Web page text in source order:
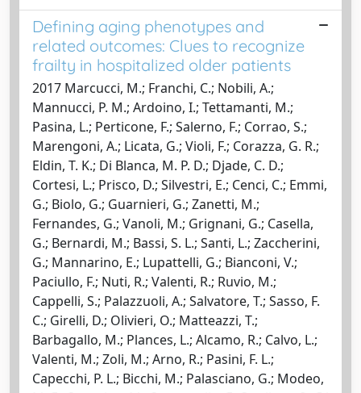
Defining aging phenotypes and
related outcomes: Clues to recognize
frailty in hospitalized older patients
2017 Marcucci, M.; Franchi, C.; Nobili, A.;
Mannucci, P. M.; Ardoino, I.; Tettamanti, M.;
Pasina, L.; Perticone, F.; Salerno, F.; Corrao, S.;
Marengoni, A.; Licata, G.; Violi, F.; Corazza, G. R.;
Eldin, T. K.; Di Blanca, M. P. D.; Djade, C. D.;
Cortesi, L.; Prisco, D.; Silvestri, E.; Cenci, C.; Emmi,
G.; Biolo, G.; Guarnieri, G.; Zanetti, M.;
Fernandes, G.; Vanoli, M.; Grignani, G.; Casella,
G.; Bernardi, M.; Bassi, S. L.; Santi, L.; Zaccherini,
G.; Mannarino, E.; Lupattelli, G.; Bianconi, V.;
Paciullo, F.; Nuti, R.; Valenti, R.; Ruvio, M.;
Cappelli, S.; Palazzuoli, A.; Salvatore, T.; Sasso, F.
C.; Girelli, D.; Olivieri, O.; Matteazzi, T.;
Barbagallo, M.; Plances, L.; Alcamo, R.; Calvo, L.;
Valenti, M.; Zoli, M.; Arno, R.; Pasini, F. L.;
Capecchi, P. L.; Bicchi, M.; Palasciano, G.; Modeo,